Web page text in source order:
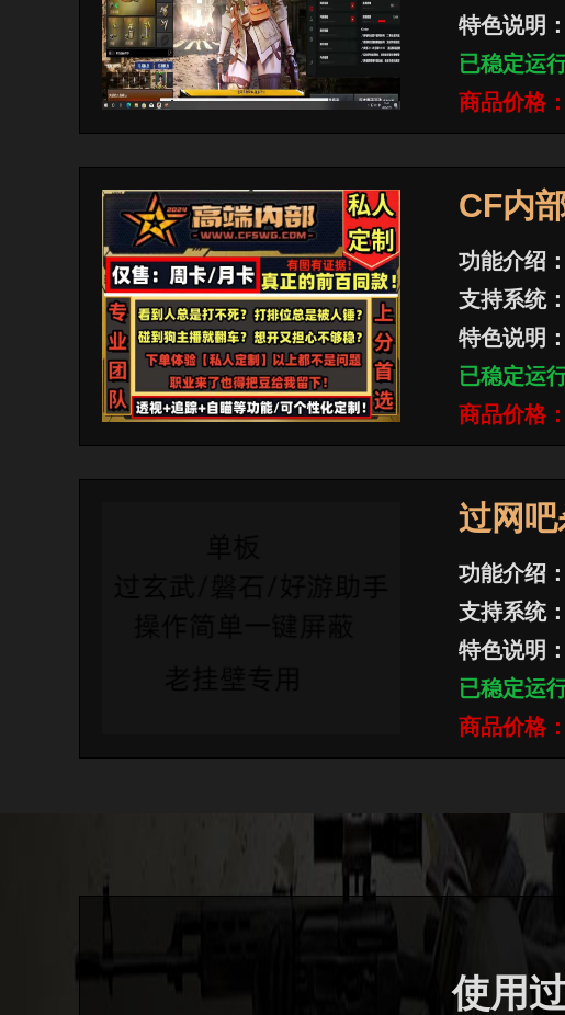
特色说明
已稳定运
商品价格
CF内
功能介绍
支持系统
特色说明
已稳定运
商品价格
过网吧
功能介绍
支持系统
特色说明
已稳定运
商品价格
使用